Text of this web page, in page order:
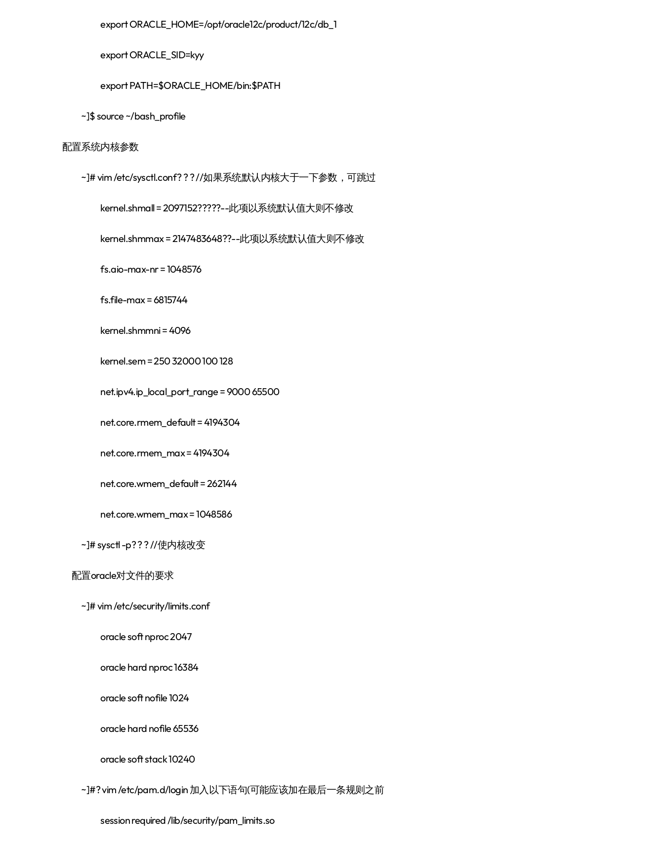
export ORACLE_HOME=/opt/oracle12c/product/12c/db_1
export ORACLE_SID=kyy
export PATH=$ORACLE_HOME/bin:$PATH
~]$ source ~/bash_profile
配置系统内核参数
~]# vim /etc/sysctl.conf? ? ? //如果系统默认内核大于一下参数，可跳过
kernel.shmall = 2097152?????--此项以系统默认值大则不修改
kernel.shmmax = 2147483648??--此项以系统默认值大则不修改
fs.aio-max-nr = 1048576
fs.file-max = 6815744
kernel.shmmni = 4096
kernel.sem = 250 32000 100 128
net.ipv4.ip_local_port_range = 9000 65500
net.core.rmem_default = 4194304
net.core.rmem_max = 4194304
net.core.wmem_default = 262144
net.core.wmem_max = 1048586
~]# sysctl -p? ? ? //使内核改变
配置oracle对文件的要求
~]# vim /etc/security/limits.conf
oracle soft nproc 2047
oracle hard nproc 16384
oracle soft nofile 1024
oracle hard nofile 65536
oracle soft stack 10240
~]#? vim /etc/pam.d/login 加入以下语句(可能应该加在最后一条规则之前
session required /lib/security/pam_limits.so